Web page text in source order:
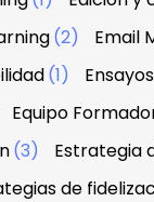
(2) Email
(1)
Equipo
(3) Estrategia
de